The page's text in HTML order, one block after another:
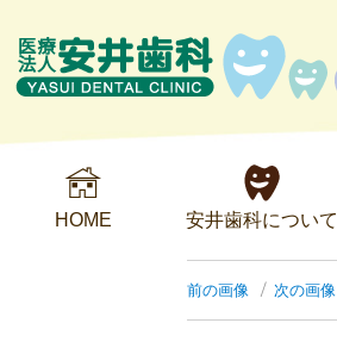
HOME 安井歯科について
前の画像 次の画像